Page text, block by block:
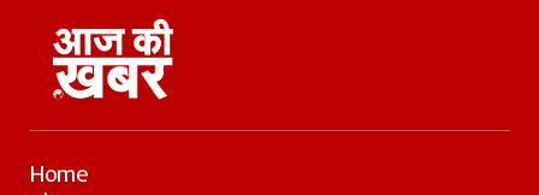
Home